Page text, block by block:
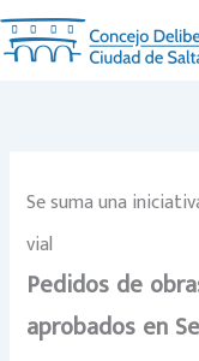
Ir
al
contenido
Se suma una
vial
Pedidos de
aprobados en